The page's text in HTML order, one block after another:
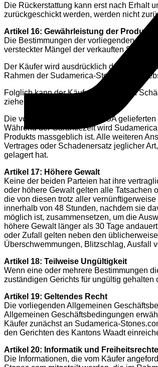
Die Rückerstattung kann erst nach Erhalt
zurückgeschickt werden, werden nicht
Artikel 16: Gewährleistung der Produkte
Die Bestimmungen der vorliegenden
versteckter Mängel der verkauften Sache
Der Käufer wird ausdrücklich darüber
Rahmen der Sudamerica-Stones.com-
Folglich kann der Käufer im Falle von
ziehen.
Die von Sudamerica Stones SA
Während der Garantiezeit wird
Produkts massgeblich ist. Alle weiteren
Vertrages oder Schadenersatz jeglicher
gelagert hat.
Artikel 17: Höhere Gewalt
Keine der beiden Parteien hat ihre
oder höhere Gewalt gelten alle Tatsachen
die von diesen trotz aller
innerhalb von 48 Stunden, nachdem sie
möglich ist, zusammensetzen, um die
höhere Gewalt länger als 30 Tage
oder Zufall gelten neben den
Überschwemmungen, Blitzschlag, Ausfall
Artikel 18: Teilweise Ungültigkeit
Wenn eine oder mehrere Bestimmungen
zuständigen Gerichts für ungültig
Artikel 19: Geltendes Recht
Die vorliegenden Allgemeinen
Allgemeinen Geschäftsbedingungen
Käufer zunächst an Sudamerica-
den Gerichten des Kantons Waadt
Artikel 20: Informatik und Freiheitsrechte
Die Informationen, die vom Käufer